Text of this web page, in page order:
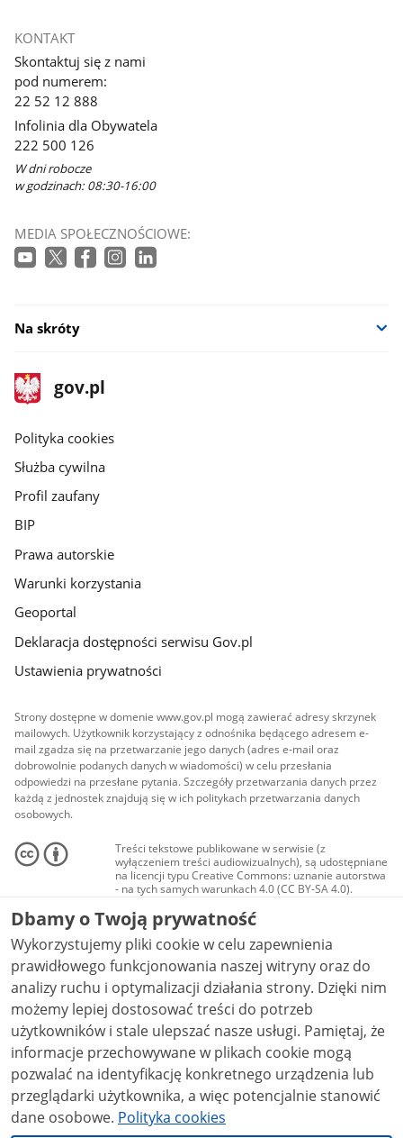
KONTAKT
Skontaktuj się z nami
pod numerem:
22 52 12 888
Infolinia dla Obywatela
222 500 126
W dni robocze
w godzinach: 08:30-16:00
MEDIA SPOŁECZNOŚCIOWE:
Na skróty
stopka
gov.pl
Strona
gov.pl
gov.pl
Polityka cookies
Służba cywilna
Profil zaufany
BIP
Prawa autorskie
Warunki korzystania
Geoportal
Deklaracja dostępności serwisu Gov.pl
Ustawienia prywatności
Strony dostępne w domenie www.gov.pl mogą zawierać adresy skrzynek
mailowych. Użytkownik korzystający z odnośnika będącego adresem e-
mail zgadza się na przetwarzanie jego danych (adres e-mail oraz
dobrowolnie podanych danych w wiadomości) w celu przesłania
odpowiedzi na przesłane pytania. Szczegóły przetwarzania danych przez
każdą z jednostek znajdują się w ich politykach przetwarzania danych
osobowych.
Treści tekstowe publikowane w serwisie (z
wyłączeniem treści audiowizualnych), są udostępniane
na licencji typu Creative Commons: uznanie autorstwa
- na tych samych warunkach 4.0 (CC BY-SA 4.0).
Materiały audiowizualne, w tym zdjęcia, materiały
audio i wideo, są udostępniane na licencji typu
Creative Commons: uznanie autorstwa użycie
niekomercyjne - bez utworów zależnych 4.0 (CC BY-
NC-ND 4.0), o ile nie jest to stwierdzone inaczej.
Dbamy o Twoją prywatność
Wykorzystujemy pliki cookie w celu zapewnienia
prawidłowego funkcjonowania naszej witryny oraz do
analizy ruchu i optymalizacji działania strony. Dzięki nim
możemy lepiej dostosować treści do potrzeb
użytkowników i stale ulepszać nasze usługi. Pamiętaj, że
informacje przechowywane w plikach cookie mogą
pozwalać na identyfikację konkretnego urządzenia lub
przeglądarki użytkownika, a więc potencjalnie stanowić
dane osobowe. Polityka cookies